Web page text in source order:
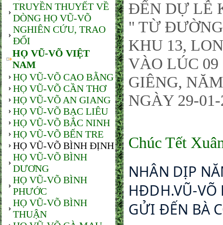
TRUYỀN THUYẾT VỀ
DÒNG HỌ VŨ-VÕ
NGHIÊN CỨU, TRAO
ĐỔI
HỌ VŨ-VÕ VIỆT
NAM
HỌ VŨ-VÕ CAO BẰNG
HỌ VŨ-VÕ CẦN THƠ
HỌ VŨ-VÕ AN GIANG
HỌ VŨ-VÕ BẠC LIÊU
HỌ VŨ-VÕ BẮC NINH
HỌ VŨ-VÕ BẾN TRE
HỌ VŨ-VÕ BÌNH ĐỊNH
HỌ VŨ-VÕ BÌNH
DƯƠNG
HỌ VŨ-VÕ BÌNH
PHƯỚC
HỌ VŨ-VÕ BÌNH
THUẬN
ĐẾN DỰ LỄ
" TỪ
KHU 13,
VÀO LÚC
GIÊNG,
NGÀY 29-
Chúc Tết
NHÂN DỊP
HĐDH.VŨ-VÕ
GỬI ĐẾN BÀ